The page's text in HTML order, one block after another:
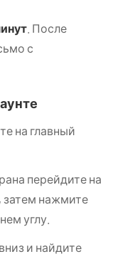
. После
с
на главный
перейдите на
затем нажмите
углу.
и найдите